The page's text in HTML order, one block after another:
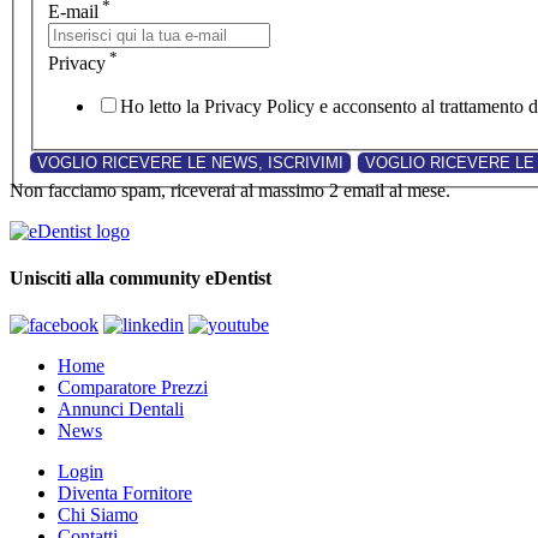
E-mail *
Privacy *
Ho letto la Privacy Policy e acconsento al trattamento
Non facciamo spam, riceverai al massimo 2 email al mese.
Unisciti alla community eDentist
Home
Comparatore Prezzi
Annunci Dentali
News
Login
Diventa Fornitore
Chi Siamo